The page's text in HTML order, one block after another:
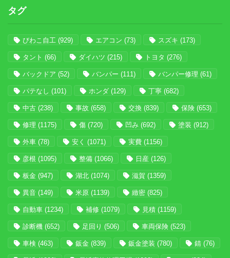
タグ
びわこ自工 (929) エアコン (73) スズキ (173)
タント (66) ダイハツ (215) トヨタ (276)
バックドア (52) バンパー (111) バンパー修理 (61)
パテなし (101) ホンダ (129) 丁寧 (682)
中古 (238) 事故 (658) 交換 (839) 保険 (653)
修理 (1175) 傷 (720) 凹み (692) 塗装 (912)
外車 (78) 安く (1071) 実費 (1156)
彦根 (1095) 整備 (1066) 日産 (126)
板金 (947) 湖北 (1074) 滋賀 (1359)
異音 (149) 米原 (1139) 緻密 (825)
自動車 (1234) 補修 (1079) 見積 (1159)
診断機 (652) 足回り (506) 車両保険 (523)
車検 (463) 鈑金 (839) 鈑金塗装 (780) 錆 (76)